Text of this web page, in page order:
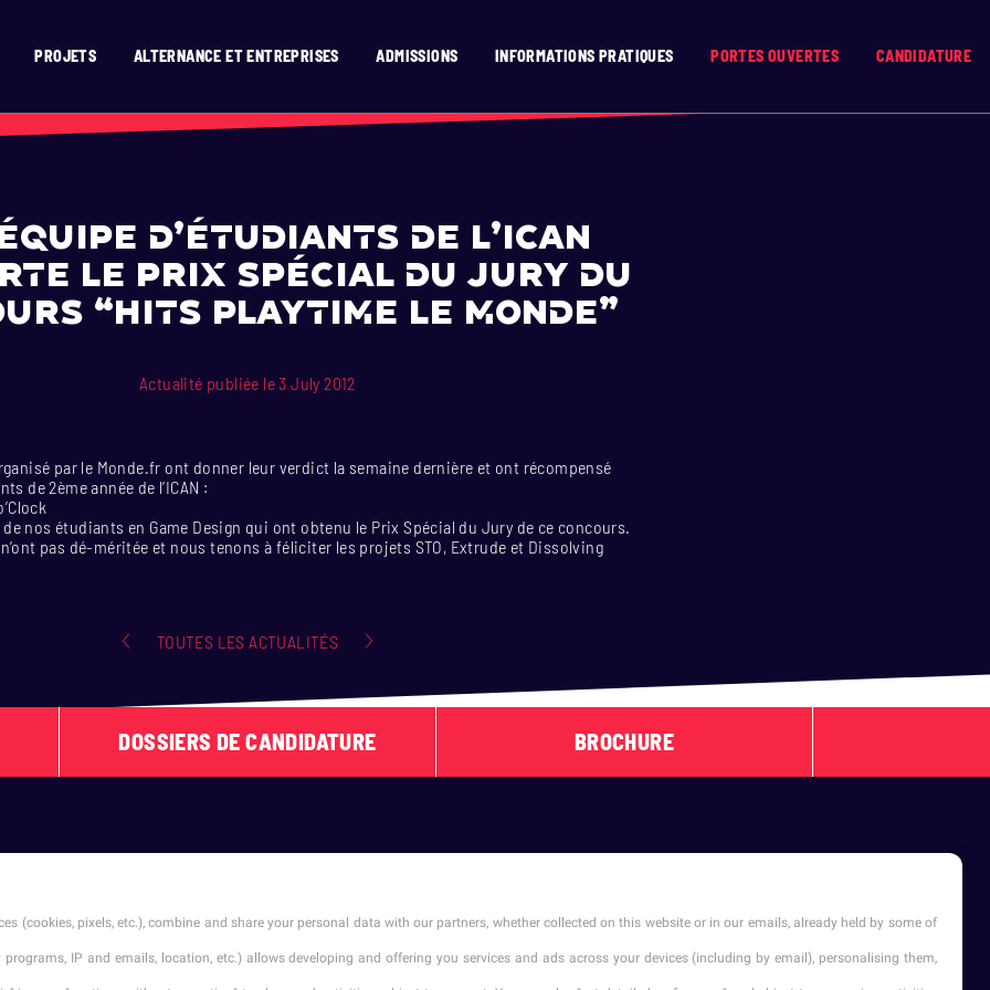
PROJETS ALTERNANCE ET ENTREPRISES ADMISSIONS INFORMATIONS PRATIQUES PORTES OUVERTES CANDIDATURE
?
ET VAE
(HORS UE)
STUDENTS
TEMPS RÉEL
2D / 3D EN 15 MOIS
TEMPS RÉEL
2D
d’étudiants de l’ICAN
le prix spécial du jury du
“Hits Playtime Le Monde”
Actualité publiée le 3 July 2012
par le Monde.fr ont donner leur verdict la semaine dernière et ont récompensé
de 2ème année de l’ICAN :
nos étudiants en Game Design qui ont obtenu le Prix Spécial du Jury de ce concours.
pas dé-méritée et nous tenons à féliciter les projets STO, Extrude et Dissolving
TOUTES LES ACTUALITÉS
DOSSIERS DE CANDIDATURE BROCHURE
(cookies, pixels, etc.), combine and share your personal data with our partners, whether collected on this website or in our emails, already held by some of
IP and emails, location, etc.) allows developing and offering you services and ads across your devices (including by email), personalising them,